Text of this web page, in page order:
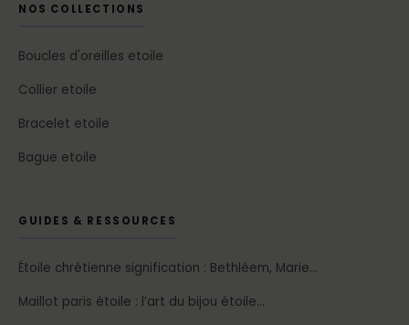
NOS COLLECTIONS
Boucles d'oreilles etoile
Collier etoile
Bracelet etoile
Bague etoile
GUIDES & RESSOURCES
Étoile chrétienne signification : Bethléem, Marie…
Maillot paris étoile : l’art du bijou étoile…